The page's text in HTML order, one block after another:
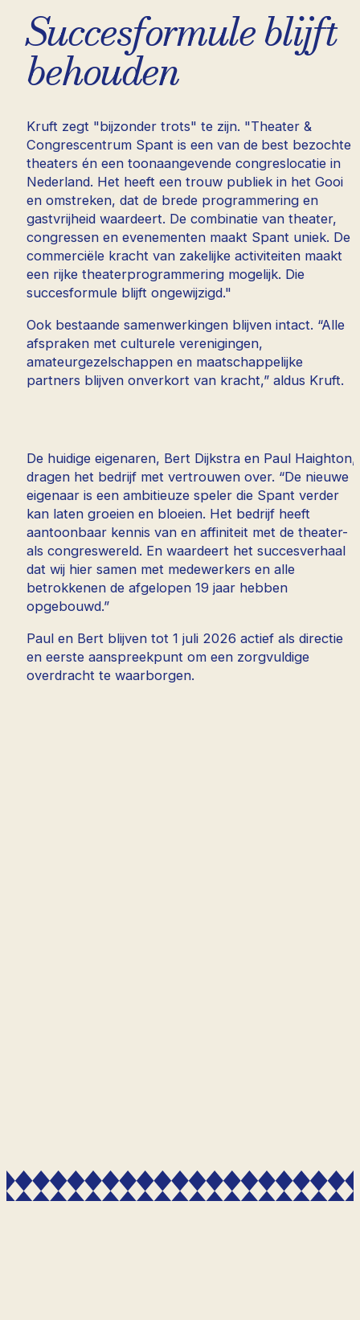
Succesformule blijft
behouden
Kruft zegt "bijzonder trots" te zijn. "Theater &
Congrescentrum Spant is een van de best bezochte
theaters én een toonaangevende congreslocatie in
Nederland. Het heeft een trouw publiek in het Gooi
en omstreken, dat de brede programmering en
gastvrijheid waardeert. De combinatie van theater,
congressen en evenementen maakt Spant uniek. De
commerciële kracht van zakelijke activiteiten maakt
een rijke theaterprogrammering mogelijk. Die
succesformule blijft ongewijzigd."
Ook bestaande samenwerkingen blijven intact. “Alle
afspraken met culturele verenigingen,
amateurgezelschappen en maatschappelijke
partners blijven onverkort van kracht,” aldus Kruft.
De huidige eigenaren, Bert Dijkstra en Paul Haighton,
dragen het bedrijf met vertrouwen over. “De nieuwe
eigenaar is een ambitieuze speler die Spant verder
kan laten groeien en bloeien. Het bedrijf heeft
aantoonbaar kennis van en affiniteit met de theater-
als congreswereld. En waardeert het succesverhaal
dat wij hier samen met medewerkers en alle
betrokkenen de afgelopen 19 jaar hebben
opgebouwd.”
Paul en Bert blijven tot 1 juli 2026 actief als directie
en eerste aanspreekpunt om een zorgvuldige
overdracht te waarborgen.